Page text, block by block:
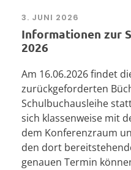
3. JUNI 2026
Informationen zur
2026
Am 16.06.2026 findet
zurückgeforderten
Schulbuchausleihe
sich klassenweise mit
dem Konferenzraum
den dort
genauen Termin